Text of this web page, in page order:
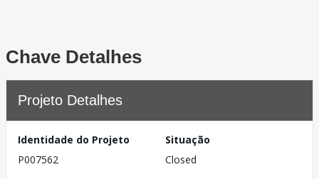
Chave Detalhes
Projeto Detalhes
Identidade do Projeto
P007562
Situação
Closed